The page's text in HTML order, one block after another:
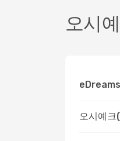
오시
오시예크